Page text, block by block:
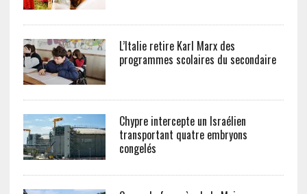
L’Italie retire Karl Marx des
programmes scolaires du secondaire
Chypre intercepte un Israélien
transportant quatre embryons
congelés